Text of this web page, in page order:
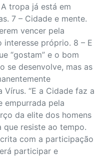
tropa já está em
7 – Cidade e mente.
vencer pela
interesse próprio. 8 – E
“gostam” e o bom
se desenvolve, mas as
“E a Cidade faz a
empurrada pela
da elite dos homens
que resiste ao tempo.
com a participação
participar e